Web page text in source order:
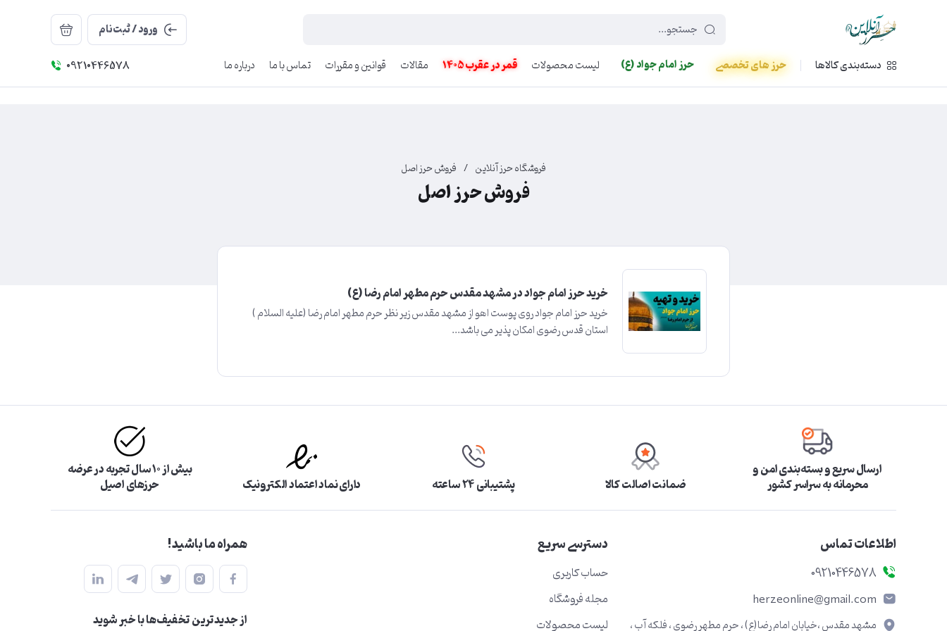
449f43cf-3da2-4422-bb12-2566cb5b8b05
ورود / ثبت‌نام
دسته‌بندی کالاها
حرز های تخصصی حرز امام جواد (ع) لیست محصولات قمر در عقرب 1405 مقالات قوانین و مقررات تماس با ما درباره ما 09210446578
فروشگاه حرز آنلاین / فروش حرز اصل
فروش حرز اصل
خرید حرز امام جواد در مشهد مقدس حرم مطهر امام رضا (ع)
خرید حرز امام جواد روی پوست اهو از مشهد مقدس زیر نظر حرم مطهر امام رضا (علیه السلام )
استان قدس رضوی امکان پذیر می باشد...
ارسال سریع و بسته‌بندی امن و
محرمانه به سراسر کشور ضمانت اصالت کالا پشتیبانی ۲۴ ساعته دارای نماد اعتماد الکترونیک
بیش از ۱۰ سال تجربه در عرضه
حرزهای اصیل
اطلاعات تماس
09210446578
herzeonline@gmail.com
مشهد مقدس ،خیابان امام رضا(ع) ، حرم مطهر رضوی ، فلکه آب ،
دسترسی سریع
حساب کاربری
مجله فروشگاه
لیست محصولات
همراه ما باشید!
از جدید‌ترین تخفیف‌ها با‌ خبر شوید